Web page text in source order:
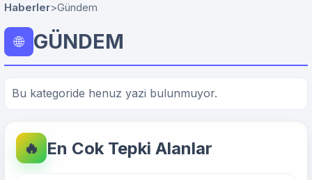
Haberler>Gündem
🌐 GÜNDEM
Bu kategoride henuz yazi bulunmuyor.
🔥 En Cok Tepki Alanlar